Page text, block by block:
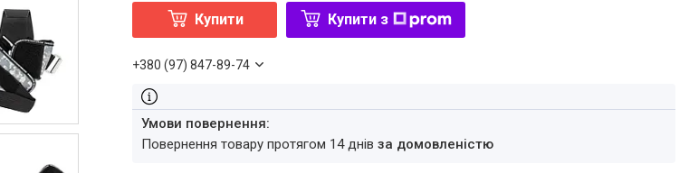
Купити Купити з
+380 (97) 847-89-74
повернення товару протягом 14 днівза домовленістю